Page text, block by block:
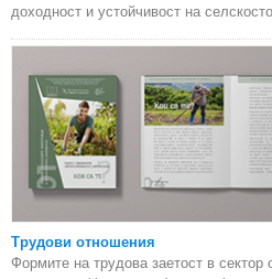
доходност и устойчивост на
Трудови отношения
Формите на трудова заетост в сектор